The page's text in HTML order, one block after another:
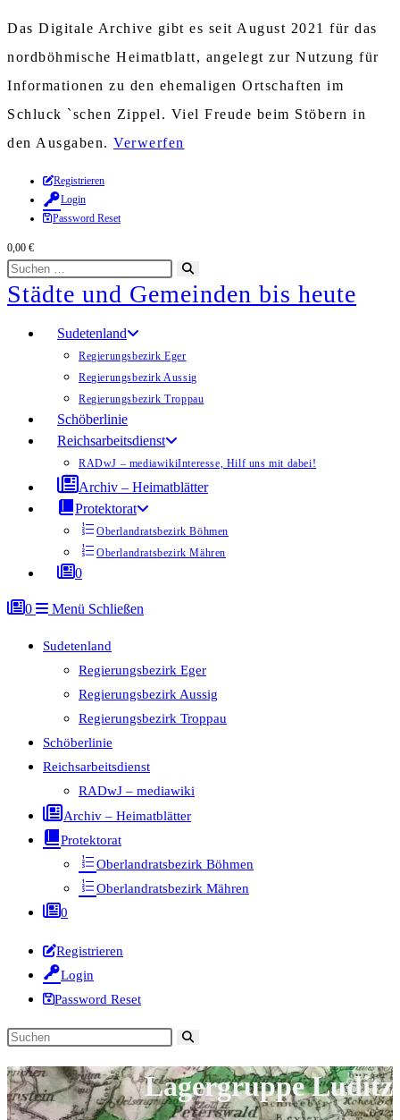
Das Digitale Archive gibt es seit August 2021 für das
nordböhmische Heimatblatt, angelegt zur Nutzung für
Informationen zu den ehemaligen Ortschaften im
Schluck `schen Zippel. Viel Freude beim Stöbern in
den Ausgaben. Verwerfen
Zum
Inhalt
springen
Registrieren
Login
Password Reset
0,00 €
Diese
Website
durchsuchen
starten
Städte und Gemeinden bis heute
Sudetenland
Regierungsbezirk Eger
Regierungsbezirk Aussig
Regierungsbezirk Troppau
Schöberlinie
Reichsarbeitsdienst
RADwJ – mediawikiInteresse, Hilf uns mit dabei!
Archiv – Heimatblätter
Protektorat
Oberlandratsbezirk Böhmen
Oberlandratsbezirk Mähren
0
0 Menü Schließen
Sudetenland
Regierungsbezirk Eger
Regierungsbezirk Aussig
Regierungsbezirk Troppau
Schöberlinie
Reichsarbeitsdienst
RADwJ – mediawiki
Archiv – Heimatblätter
Protektorat
Oberlandratsbezirk Böhmen
Oberlandratsbezirk Mähren
0
Registrieren
Login
Password Reset
Diese
durchsuchen
Lagergruppe Luditz